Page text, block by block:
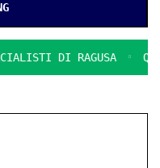
DI RAGUSA